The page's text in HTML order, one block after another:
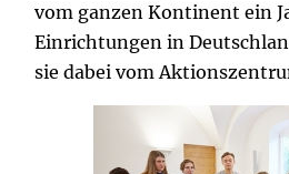
vom ganzen Kontinent ein
Einrichtungen in
sie dabei vom